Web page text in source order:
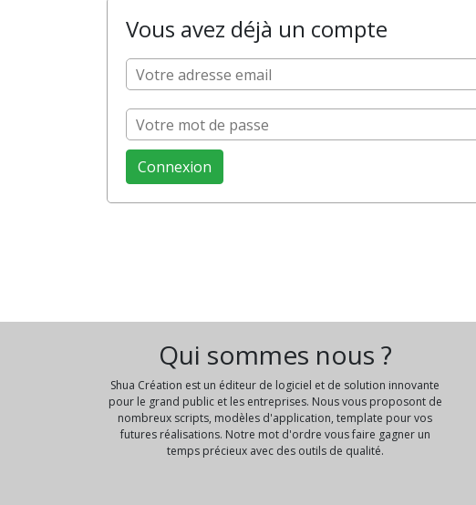
Vous avez déjà un compte
Qui sommes nous ?
Shua Création est un éditeur de logiciel et de solution innovante
pour le grand public et les entreprises. Nous vous proposont de
nombreux scripts, modèles d'application, template pour vos
futures réalisations. Notre mot d'ordre vous faire gagner un
temps précieux avec des outils de qualité.